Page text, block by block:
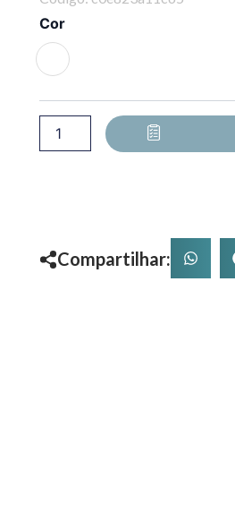
Cor
VEDAÇÃO
SUPERIOR
quantity
Compartilhar: